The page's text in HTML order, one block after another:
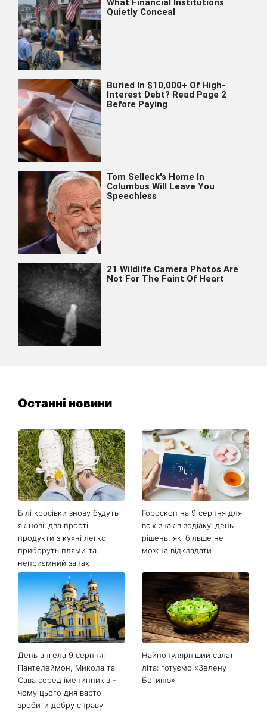
Останні новини
Білі кросівки знову будуть
як нові: два прості
продукти з кухні легко
приберуть плями та
неприємний запах
Гороскоп на 9 серпня для
всіх знаків зодіаку: день
рішень, які більше не
можна відкладати
День ангела 9 серпня:
Пантелеймон, Микола та
Сава серед іменинників -
чому цього дня варто
зробити добру справу
Найпопулярніший салат
літа: готуємо «Зелену
Богиню»